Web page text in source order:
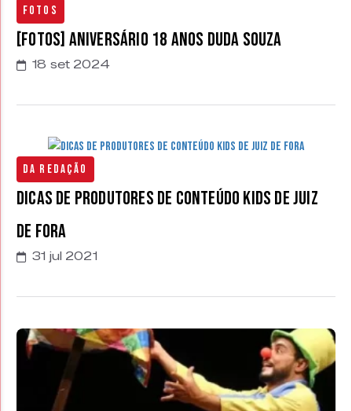
Fotos
[FOTOS] Aniversário 18 anos Duda Souza
18 set 2024
Da Redação
Dicas de Produtores de Conteúdo Kids de Juiz
de Fora
31 jul 2021